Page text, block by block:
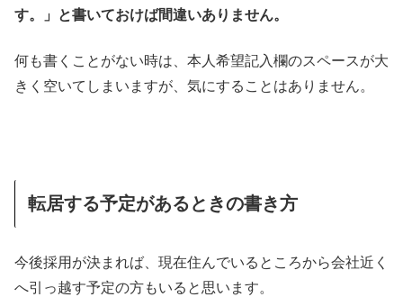
す。」と書いておけば間違いありません。
何も書くことがない時は、本人希望記入欄のスペースが大
きく空いてしまいますが、気にすることはありません。
転居する予定があるときの書き方
今後採用が決まれば、現在住んでいるところから会社近く
へ引っ越す予定の方もいると思います。